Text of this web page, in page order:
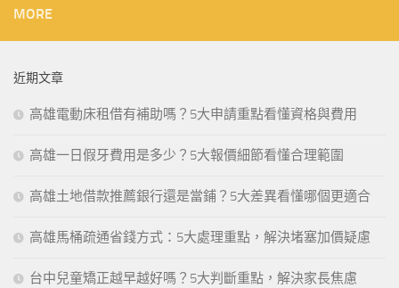
MORE
近期文章
高雄電動床租借有補助嗎？5大申請重點看懂資格與費用
高雄一日假牙費用是多少？5大報價細節看懂合理範圍
高雄土地借款推薦銀行還是當鋪？5大差異看懂哪個更適合
高雄馬桶疏通省錢方式：5大處理重點，解決堵塞加價疑慮
台中兒童矯正越早越好嗎？5大判斷重點，解決家長焦慮